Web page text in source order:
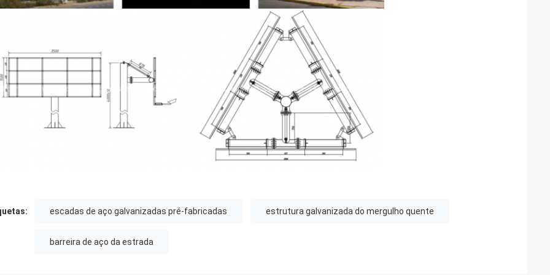
escadas de aço galvanizadas pré-fabricadas estrutura galvanizada do mergulho quente
barreira de aço da estrada